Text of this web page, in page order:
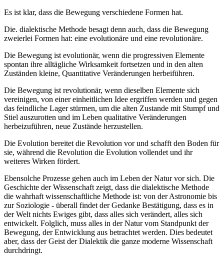
Es ist klar, dass die Bewegung verschiedene Formen hat.
Die. dialektische Methode besagt denn auch, dass die Bewegung
zweierlei Formen hat: eine evolutionäre und eine revolutionäre.
Die Bewegung ist evolutionär, wenn die progressiven Elemente
spontan ihre alltägliche Wirksamkeit fortsetzen und in den alten
Zuständen kleine, Quantitative Veränderungen herbeiführen.
Die Bewegung ist revolutionär, wenn dieselben Elemente sich
vereinigen, von einer einheitlichen Idee ergriffen werden und gegen
das feindliche Lager stürmen, um die alten Zustande mit Stumpf und
Stiel auszurotten und im Leben qualitative Veränderungen
herbeizuführen, neue Zustände herzustellen.
Die Evolution bereitet die Revolution vor und schafft den Boden für
sie, während die Revolution die Evolution vollendet und ihr
weiteres Wirken fördert.
Ebensolche Prozesse gehen auch im Leben der Natur vor sich. Die
Geschichte der Wissenschaft zeigt, dass die dialektische Methode
die wahrhaft wissenschaftliche Methode ist: von der Astronomie bis
zur Soziologie - überall findet der Gedanke Bestätigung, dass es in
der Welt nichts Ewiges gibt, dass alles sich verändert, alles sich
entwickelt. Folglich, muss alles in der Natur vom Standpunkt der
Bewegung, der Entwicklung aus betrachtet werden. Dies bedeutet
aber, dass der Geist der Dialektik die ganze moderne Wissenschaft
durchdringt.